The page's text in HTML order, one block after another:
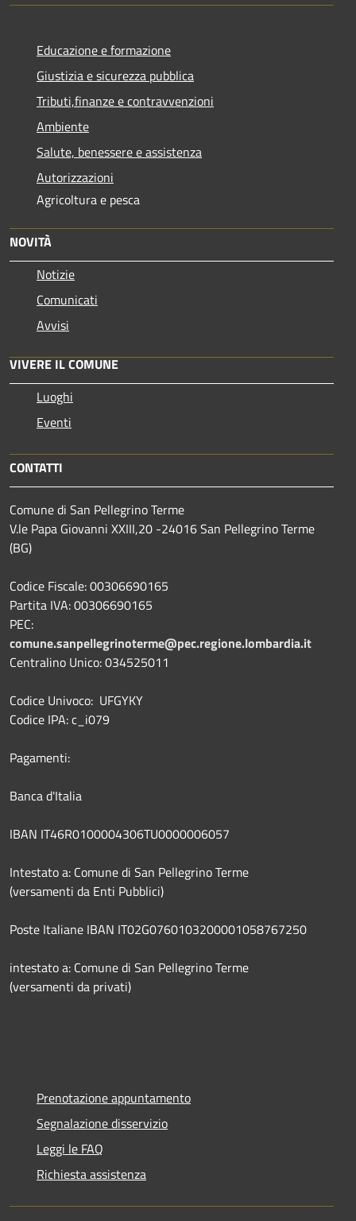
Educazione e formazione
Giustizia e sicurezza pubblica
Tributi,finanze e contravvenzioni
Ambiente
Salute, benessere e assistenza
Autorizzazioni
Agricoltura e pesca
NOVITÀ
Notizie
Comunicati
Avvisi
VIVERE IL COMUNE
Luoghi
Eventi
CONTATTI
Comune di San Pellegrino Terme
V.le Papa Giovanni XXIII,20 -24016 San Pellegrino Terme
(BG)
Codice Fiscale: 00306690165
Partita IVA: 00306690165
PEC:
comune.sanpellegrinoterme@pec.regione.lombardia.it
Centralino Unico: 034525011
Codice Univoco: UFGYKY
Codice IPA: c_i079
Pagamenti:
Banca d'Italia
IBAN IT46R0100004306TU0000006057
Intestato a: Comune di San Pellegrino Terme
(versamenti da Enti Pubblici)
Poste Italiane IBAN IT02G0760103200001058767250
intestato a: Comune di San Pellegrino Terme
(versamenti da privati)
Prenotazione appuntamento
Segnalazione disservizio
Leggi le FAQ
Richiesta assistenza